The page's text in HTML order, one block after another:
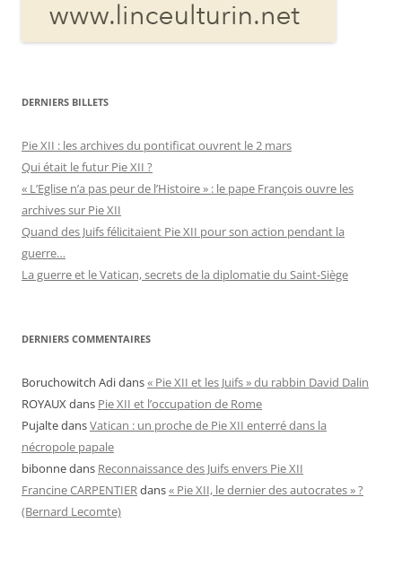
DERNIERS BILLETS
Pie XII : les archives du pontificat ouvrent le 2 mars
Qui était le futur Pie XII ?
« L’Eglise n’a pas peur de l’Histoire » : le pape François ouvre les
archives sur Pie XII
Quand des Juifs félicitaient Pie XII pour son action pendant la
guerre…
La guerre et le Vatican, secrets de la diplomatie du Saint-Siège
DERNIERS COMMENTAIRES
Boruchowitch Adidans« Pie XII et les Juifs » du rabbin David Dalin
ROYAUXdans Pie XII et l’occupation de Rome
PujaltedansVatican : un proche de Pie XII enterré dans la
nécropole papale
bibonnedans Reconnaissance des Juifs envers Pie XII
Francine CARPENTIERdans« Pie XII, le dernier des autocrates » ?
(Bernard Lecomte)